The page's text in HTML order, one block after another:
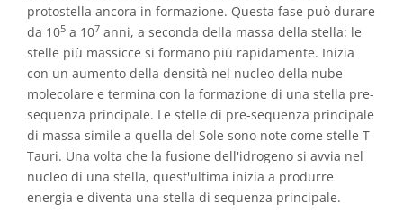
protostella ancora in formazione. Questa fase può durare
da 105 a 107 anni, a seconda della massa della stella: le
stelle più massicce si formano più rapidamente. Inizia
con un aumento della densità nel nucleo della nube
molecolare e termina con la formazione di una stella pre-
sequenza principale. Le stelle di pre-sequenza principale
di massa simile a quella del Sole sono note come stelle T
Tauri. Una volta che la fusione dell'idrogeno si avvia nel
nucleo di una stella, quest'ultima inizia a produrre
energia e diventa una stella di sequenza principale.